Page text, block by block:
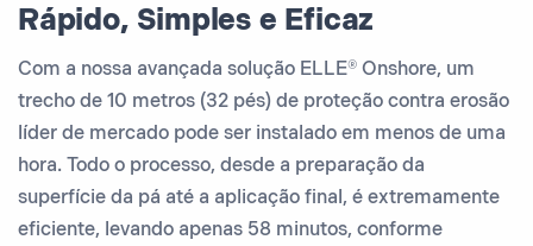
Rápido, Simples e Eficaz
Com a nossa avançada solução ELLE® Onshore, um
trecho de 10 metros (32 pés) de proteção contra erosão
líder de mercado pode ser instalado em menos de uma
hora. Todo o processo, desde a preparação da
superfície da pá até a aplicação final, é extremamente
eficiente, levando apenas 58 minutos, conforme